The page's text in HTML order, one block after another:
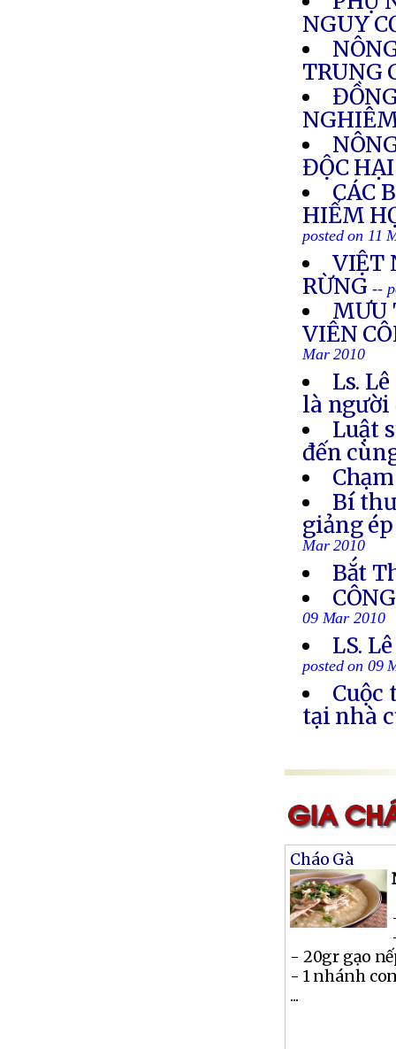
NGUY
TRUNG
ĐỘC HẠI
CÁC
HIỂM
posted on 11
VIỆT
RỪNG--
MƯU
VIÊN
Mar 2010
Ls.
là người
Luật
đến
Bí
giảng
Mar 2010
Bắt
09 Mar 2010
LS.
posted on 09
Cuộc
tại nhà
Cháo Gà
- 20gr gạo
- 1 nhánh
...